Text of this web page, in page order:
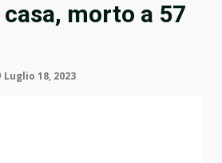
morto a 57
Luglio 18, 2023